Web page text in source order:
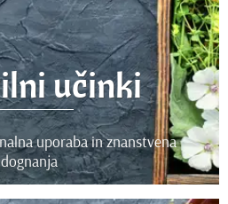
učinki
uporaba in znanstvena
dognanja